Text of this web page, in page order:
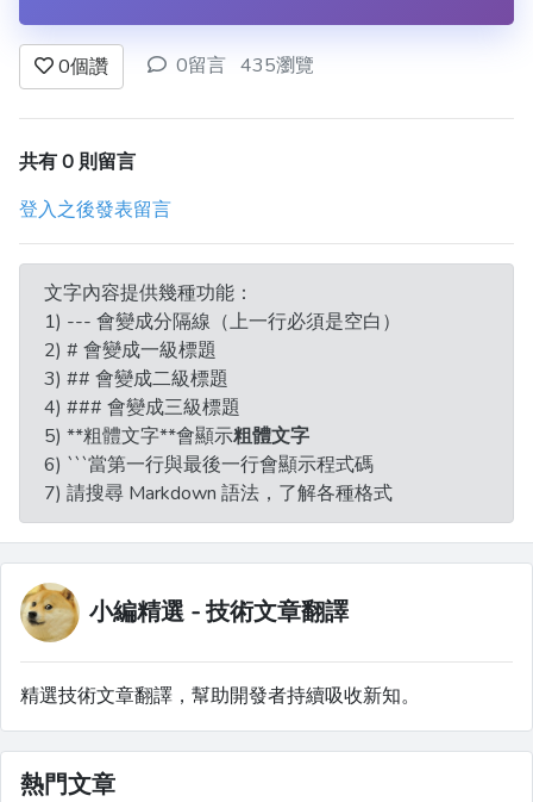
0個讚 0留言 435瀏覽
共有 0 則留言
登入之後發表留言
文字內容提供幾種功能：
1) --- 會變成分隔線（上一行必須是空白）
2) # 會變成一級標題
3) ## 會變成二級標題
4) ### 會變成三級標題
5) **粗體文字**會顯示粗體文字
6) ```當第一行與最後一行會顯示程式碼
7) 請搜尋 Markdown 語法，了解各種格式
小編精選 - 技術文章翻譯
精選技術文章翻譯，幫助開發者持續吸收新知。
熱門文章